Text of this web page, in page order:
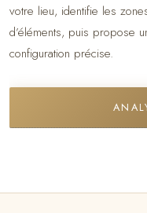
votre lieu, identifie les
d’éléments, puis propose
configuration précise.